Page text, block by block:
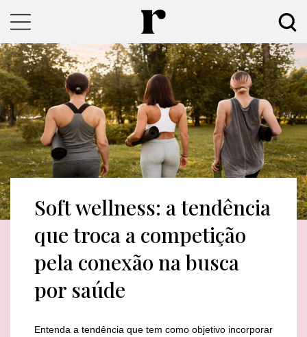
Soft wellness: a tendência
que troca a competição
pela conexão na busca
por saúde
Entenda a tendência que tem como objetivo incorporar